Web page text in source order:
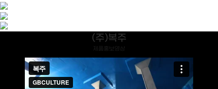
(주)복주
제품홍보영상